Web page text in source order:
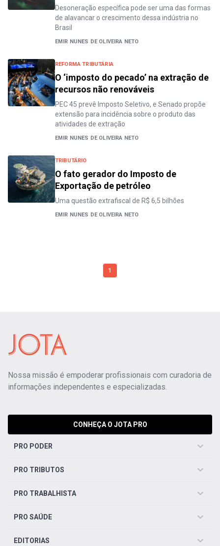
Desoneração específica pode ser uma das formas
de alavancar o crescimento dessa indústria no
Brasil
EMIR NUNES DE OLIVEIRA NETO
REFORMA TRIBUTÁRIA
O ‘imposto do pecado’ na extração de
recursos não renováveis
PEC 45 prevê Imposto Seletivo, e Senado propõe
extensão para incidência sobre o produto das
atividades de extração
EMIR NUNES DE OLIVEIRA NETO
TRIBUTÁRIO
O fato gerador do Imposto de
Exportação de petróleo
Uma questão extrafiscal de R$ 6,5 bilhões
EMIR NUNES DE OLIVEIRA NETO
1
Nossa missão é empoderar profissionais com curadoria de
informações independentes e especializadas.
CONHEÇA O JOTA PRO
PRO PODER
PRO TRIBUTOS
PRO TRABALHISTA
PRO SAÚDE
EDITORIAS